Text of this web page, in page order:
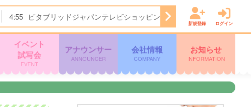
4:55 ビタブリッドジャパンテレビショッピング 5:25 めざましテレ
新規登録 ログイン
イベント
試写会
EVENT
アナウンサー
ANNOUNCER
会社情報
COMPANY
お知らせ
INFORMATION